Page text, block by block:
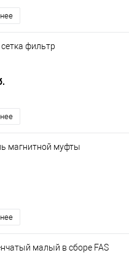
фильтр
магнитной муфты
малый в сборе FAS